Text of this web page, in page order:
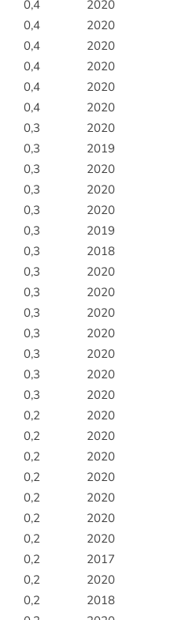
0,4
2020
0,4
2020
0,4
2020
0,4
2020
0,4
2020
0,4
2020
0,3
2020
0,3
2019
0,3
2020
0,3
2020
0,3
2020
0,3
2019
0,3
2018
0,3
2020
0,3
2020
0,3
2020
0,3
2020
0,3
2020
0,3
2020
0,3
2020
0,2
2020
0,2
2020
0,2
2020
0,2
2020
0,2
2020
0,2
2020
0,2
2020
0,2
2017
0,2
2020
0,2
2018